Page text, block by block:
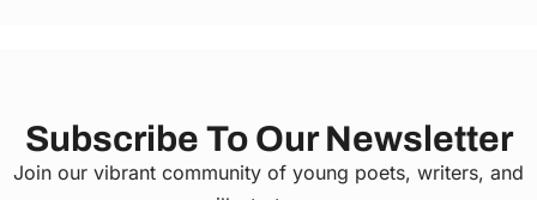
Subscribe To Our Newsletter
Join our vibrant community of young poets, writers, and